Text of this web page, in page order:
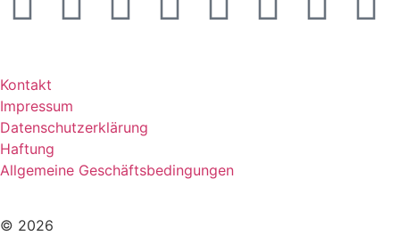
Kontakt
Impressum
Datenschutzerklärung
Haftung
Allgemeine Geschäftsbedingungen
© 2026